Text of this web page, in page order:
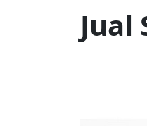
Hidrolik
Jual